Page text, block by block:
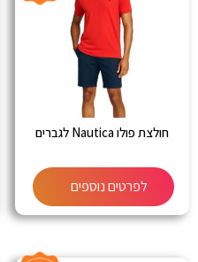
חולצת פולו Nautica לגברים
לפרטים נוספים